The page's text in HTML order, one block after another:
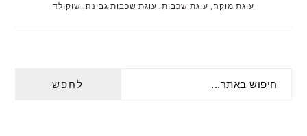
עוגת מוקה, עוגת שכבות, עוגת שכבות גבינה, שוקולד
SIDEBAR